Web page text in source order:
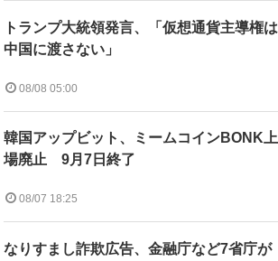
トランプ大統領発言、「仮想通貨主導権は
中国に渡さない」
08/08 05:00
韓国アップビット、ミームコインBONK上
場廃止 9月7日終了
08/07 18:25
なりすまし詐欺広告、金融庁など7省庁が